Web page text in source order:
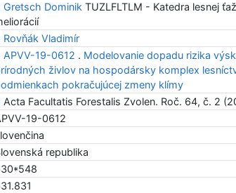
Gretsch Dominik TUZLFLTLM - Katedra lesnej
Rovňák Vladimír
APVV-19-0612 . Modelovanie dopadu rizika
živlov na hospodársky komplex
pokračujúcej zmeny klímy
Acta Facultatis Forestalis Zvolen. Roč. 64, č. 2
19-0612
republika